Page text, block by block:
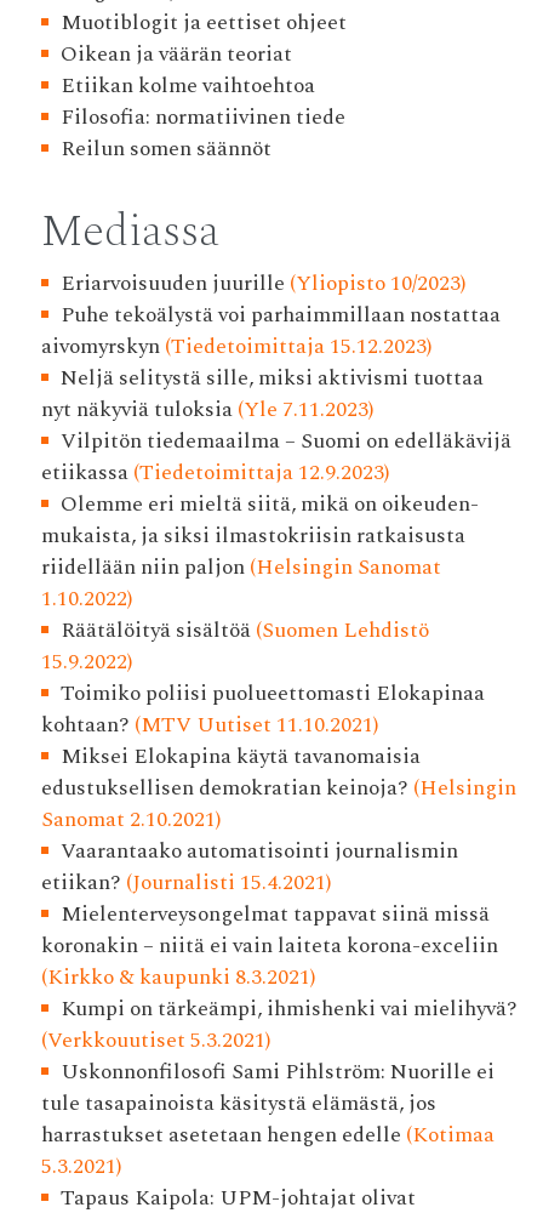
Muotiblogit ja eettiset ohjeet
Oikean ja väärän teoriat
Etiikan kolme vaihtoehtoa
Filosofia: normatiivinen tiede
Reilun somen säännöt
Mediassa
Eriarvoisuuden juurille (Yliopisto 10/2023)
Puhe tekoälystä voi parhaimmillaan nostattaa
aivomyrskyn(Tiedetoimittaja 15.12.2023)
Neljä selitystä sille, miksi aktivismi tuottaa
nyt näkyviä tuloksia(Yle 7.11.2023)
Vilpitön tiedemaailma – Suomi on edelläkävijä
etiikassa(Tiedetoimittaja 12.9.2023)
Olemme eri mieltä siitä, mikä on oikeuden­
mukaista, ja siksi ilmasto­kriisin ratkaisusta
riidellään niin paljon(Helsingin Sanomat
1.10.2022)
Räätälöityä sisältöä(Suomen Lehdistö
15.9.2022)
Toimiko poliisi puolueettomasti Elokapinaa
kohtaan? (MTV Uutiset 11.10.2021)
Miksei Elokapina käytä tavanomaisia
edustuksellisen demokratian keinoja? (Helsingin
Sanomat 2.10.2021)
Vaarantaako automatisointi journalismin
etiikan? (Journalisti 15.4.2021)
Mielenterveysongelmat tappavat siinä missä
koronakin – niitä ei vain laiteta korona-exceliin
(Kirkko & kaupunki 8.3.2021)
Kumpi on tärkeämpi, ihmishenki vai mielihyvä?
(Verkkouutiset 5.3.2021)
Uskonnonfilosofi Sami Pihlström: Nuorille ei
tule tasapainoista käsitystä elämästä, jos
harrastukset asetetaan hengen edelle (Kotimaa
5.3.2021)
Tapaus Kaipola: UPM-johtajat olivat